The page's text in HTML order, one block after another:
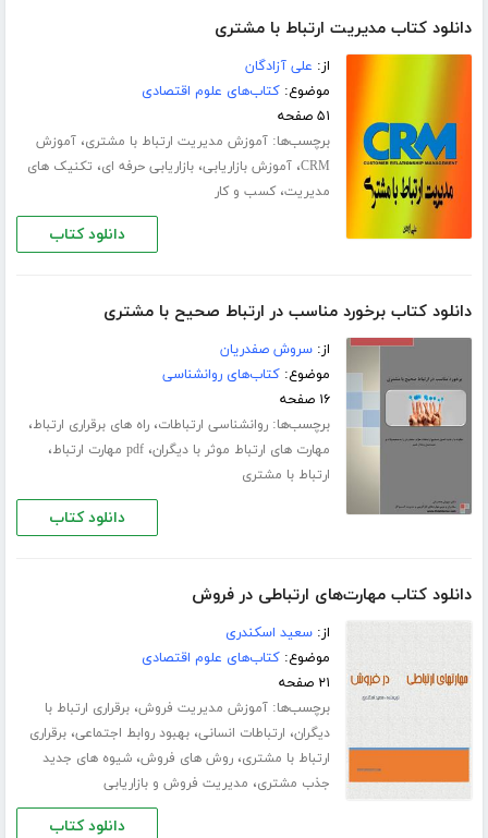
دانلود کتاب مدیریت ارتباط با مشتری
از: علی آزادگان
موضوع:کتاب‌های علوم اقتصادی
۵۱ صفحه
برچسب‌ها:آموزش مدیریت ارتباط با مشتری،آموزش
CRM،آموزش بازاریابی،بازاریابی حرفه ای، ﺗﮑﻨﯿﮏ ﻫﺎی
ﻣﺪﯾﺮﯾﺖ،کسب و کار
دانلود کتاب
دانلود کتاب برخورد مناسب در ارتباط صحیح با مشتری
از:سروش صفدریان
موضوع:کتاب‌های روانشناسی
۱۶ صفحه
برچسب‌ها:روانشناسی ارتباطات،راه های برقراری ارتباط،
مهارت های ارتباط موثر با دیگران،pdf مهارت ارتباط ،
ارتباط با مشتری
دانلود کتاب
دانلود کتاب مهارت‌های ارتباطی در فروش
از:سعید اسکندری
موضوع:کتاب‌های علوم اقتصادی
۲۱ صفحه
برچسب‌ها:آموزش مدیریت فروش،برقراری ارتباط با
دیگران، ارتباطات انسانی،بهبود روابط اجتماعی،برقراری
ارتباط با مشتری،روش های فروش،شیوه های جدید
جذب مشتری، مدیریت فروش و بازاریابی
دانلود کتاب